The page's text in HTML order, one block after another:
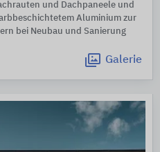
und Dachpaneele und
Aluminium zur
bei Neubau und Sanierung
Galerie